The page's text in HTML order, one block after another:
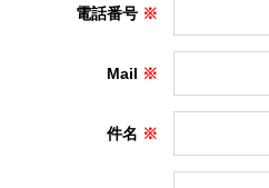
電話番号
Mail
件名